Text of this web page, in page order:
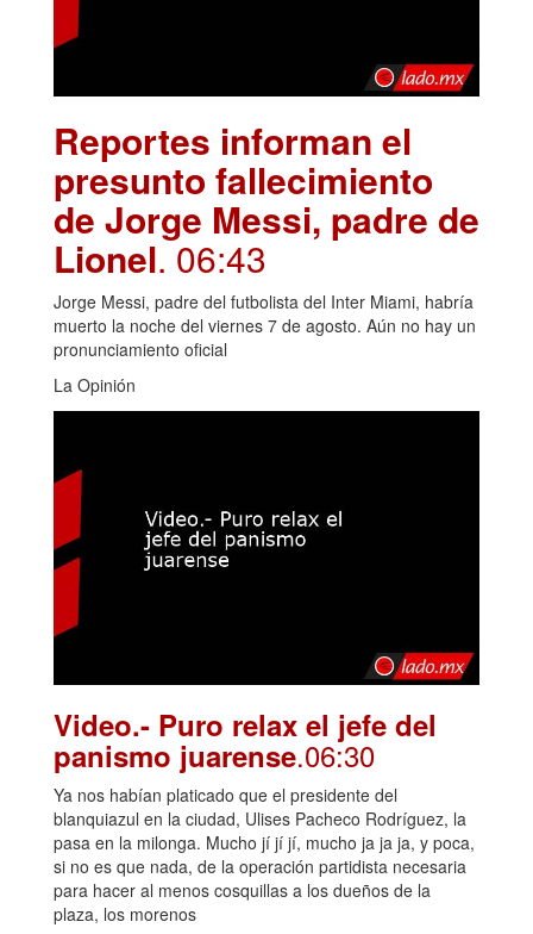
Reportes informan el
presunto fallecimiento
de Jorge Messi, padre de
Lionel. 06:43
Jorge Messi, padre del futbolista del Inter Miami, habría
muerto la noche del viernes 7 de agosto. Aún no hay un
pronunciamiento oficial
La Opinión
Video.- Puro relax el jefe del
panismo juarense.06:30
Ya nos habían platicado que el presidente del
blanquiazul en la ciudad, Ulises Pacheco Rodríguez, la
pasa en la milonga. Mucho jí jí jí, mucho ja ja ja, y poca,
si no es que nada, de la operación partidista necesaria
para hacer al menos cosquillas a los dueños de la
plaza, los morenos